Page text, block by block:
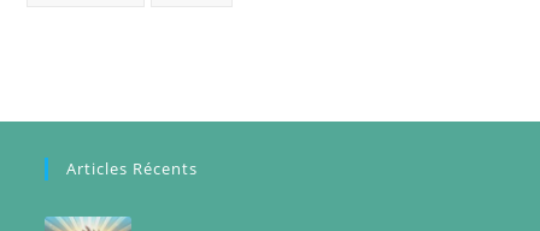
Articles Récents